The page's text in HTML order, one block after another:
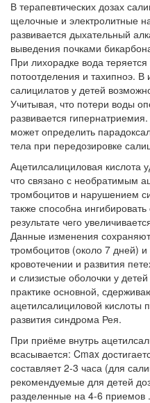
В терапевтических дозах
щелочные и электролитные
развивается дыхательный
выведения почками
При лихорадке вода
потоотделения и тахипноэ. В
салицилатов у детей
Учитывая, что потери воды
развивается
может определить
тела при передозировке
Ацетилсалициловая кислота
что связано с необратимым
тромбоцитов и нарушением
также способна
результате чего
Данные изменения
тромбоцитов (около 7 дней)
кровотечении и развития
и слизистые оболочки у
практике основной,
ацетилсалициловой кислоты
развития синдрома Рея.
При приёме внутрь
всасывается: Cmax
составляет 2-3 часа (для
рекомендуемые для детей
разделенные на 4-6 приемов .